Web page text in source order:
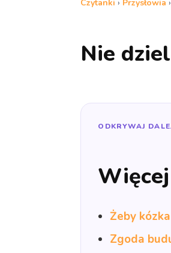
Czytanki › Przysłowia
Nie
ODKRYWAJ
Więcej
Żeby
Zgoda